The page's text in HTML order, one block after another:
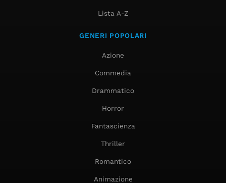
Lista A-Z
GENERI POPOLARI
Azione
Commedia
Drammatico
Horror
Fantascienza
Thriller
Romantico
Animazione